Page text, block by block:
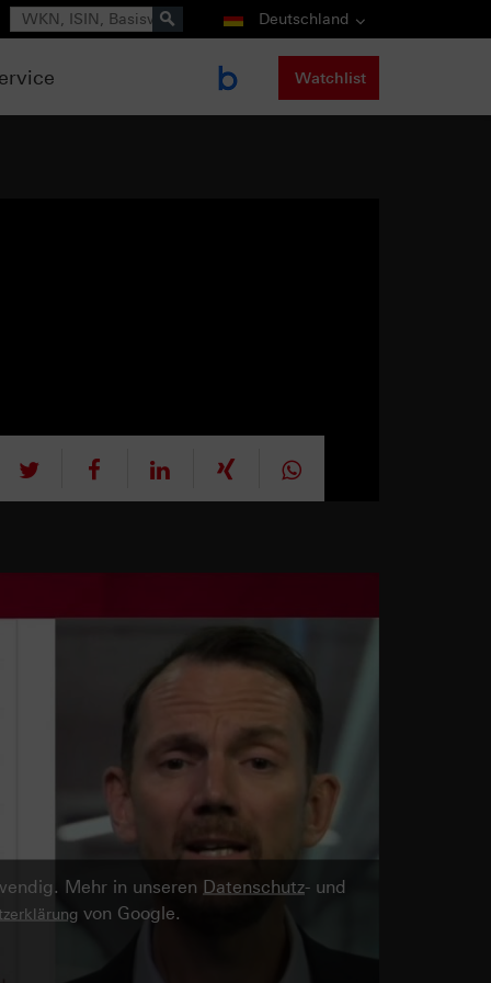
Suche Deutschland
Watchlist
tweet mitteilen
Mehr in unseren Datenschutz- und
von Google.